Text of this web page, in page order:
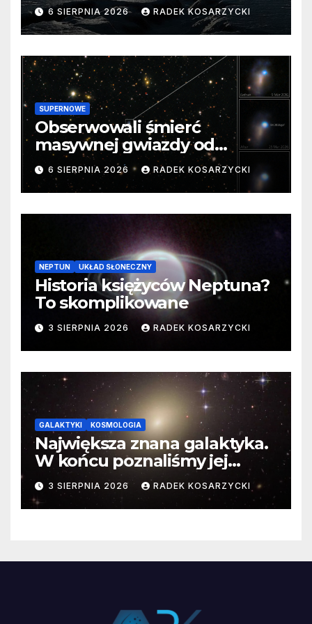
6 SIERPNIA 2026 RADEK KOSARZYCKI
SUPERNOWE
Obserwowali śmierć
masywnej gwiazdy od
samego początku. Niezwykle
cenne dane
6 SIERPNIA 2026 RADEK KOSARZYCKI
NEPTUN UKŁAD SŁONECZNY
Historia księżyców Neptuna?
To skomplikowane
3 SIERPNIA 2026 RADEK KOSARZYCKI
GALAKTYKI KOSMOLOGIA
Największa znana galaktyka.
W końcu poznaliśmy jej
faktyczne wymiary
3 SIERPNIA 2026 RADEK KOSARZYCKI